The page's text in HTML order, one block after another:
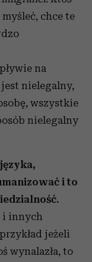
chce te
na
nielegalny,
wszystkie
nielegalny
i to
i innych
jeżeli
wynalazła, to